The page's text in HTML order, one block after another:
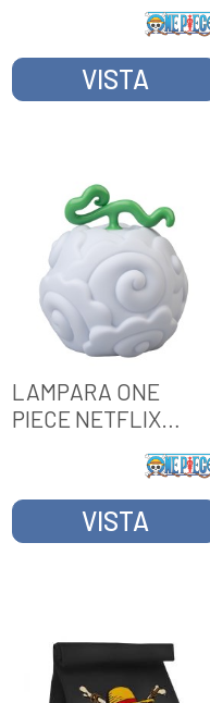
VISTA
LAMPARA ONE
PIECE NETFLIX
VISTA